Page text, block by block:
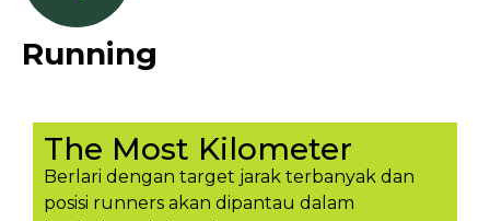
Running
The Most Kilometer
Berlari dengan target jarak terbanyak dan
posisi runners akan dipantau dalam